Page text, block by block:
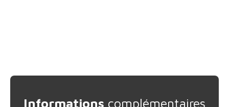
Informations complémentaires